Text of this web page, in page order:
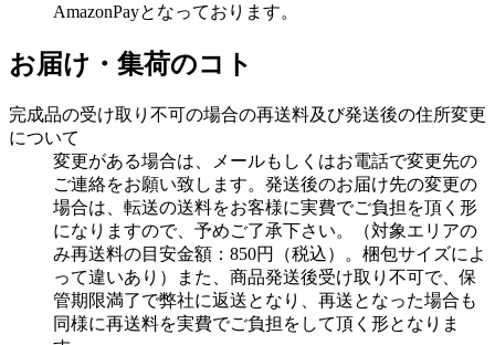
AmazonPayとなっております。
お届け・集荷のコト
完成品の受け取り不可の場合の再送料及び発送後の住所変更
について
変更がある場合は、メールもしくはお電話で変更先の
ご連絡をお願い致します。発送後のお届け先の変更の
場合は、転送の送料をお客様に実費でご負担を頂く形
になりますので、予めご了承下さい。（対象エリアの
み再送料の目安金額：850円（税込）。梱包サイズによ
って違いあり）また、商品発送後受け取り不可で、保
管期限満了で弊社に返送となり、再送となった場合も
同様に再送料を実費でご負担をして頂く形となりま